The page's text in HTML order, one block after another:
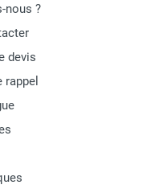
nous ?
devis
rappel